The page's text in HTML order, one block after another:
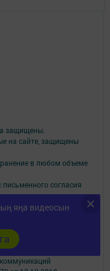
яңа видеосын
защищены.
на сайте, защищены
в любом объеме
согласия
по печати и массовым
по надзору в сфере